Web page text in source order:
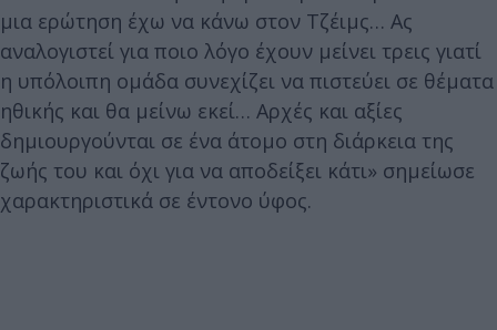
μια ερώτηση έχω να κάνω στον Τζέιμς… Ας
αναλογιστεί για ποιο λόγο έχουν μείνει τρεις γιατί
η υπόλοιπη ομάδα συνεχίζει να πιστεύει σε θέματα
ηθικής και θα μείνω εκεί… Αρχές και αξίες
δημιουργούνται σε ένα άτομο στη διάρκεια της
ζωής του και όχι για να αποδείξει κάτι» σημείωσε
χαρακτηριστικά σε έντονο ύφος.